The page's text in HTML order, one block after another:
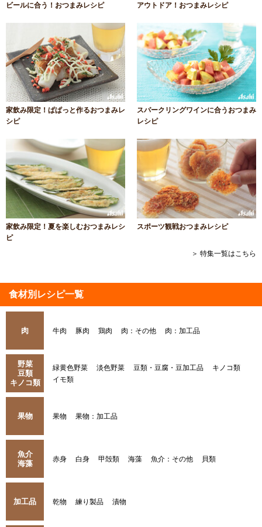
ビールに合う！おつまみレシピ アウトドア！おつまみレシピ
家飲み限定！ぱぱっと作るおつまみレ
シピ
スパークリングワインに合うおつまみ
レシピ
家飲み限定！夏を楽しむおつまみレシ
ピ
スポーツ観戦おつまみレシピ
＞ 特集一覧はこちら
食材別レシピ一覧
肉 牛肉 豚肉 鶏肉 肉：その他 肉：加工品
野菜
豆類
キノコ類
緑黄色野菜 淡色野菜 豆類・豆腐・豆加工品
キノコ類
イモ類
果物 果物 果物：加工品
魚介
海藻
赤身 白身 甲殻類 海藻 魚介：その他 貝類
加工品 乾物 練り製品 漬物